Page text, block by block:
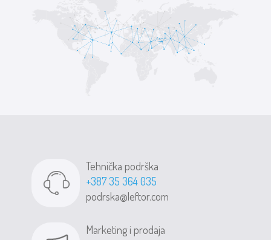
Tehnička podrška
+387 35 364 035
podrska@leftor.com
Marketing i prodaja